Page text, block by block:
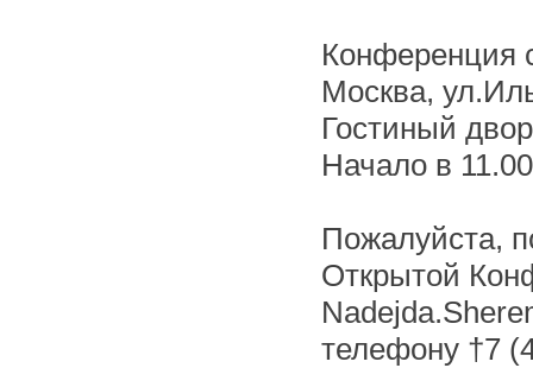
Конференция
Москва,
Гостиный
Начало в 11.00
Пожалуйста,
Открытой
телефону †7